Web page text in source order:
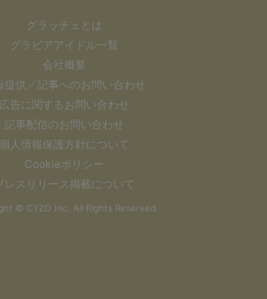
グラッチェとは
グラビアアイドル一覧
会社概要
提供／記事へのお問い合わせ
広告に関するお問い合わせ
記事配信のお問い合わせ
個人情報保護方針について
Cookieポリシー
レスリリース掲載について
© CYZO Inc. All Rights Reserved.